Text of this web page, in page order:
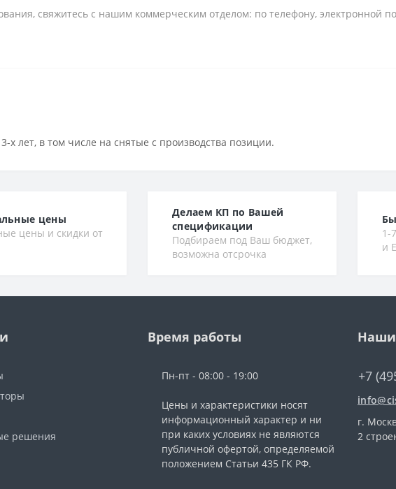
свяжитесь с нашим коммерческим отделом: по телефону, электронной
х лет, в том числе на снятые с производства позиции.
цены
цены и скидки от
Делаем КП по Вашей
спецификации
Подбираем под Ваш бюджет,
возможна отсрочка
1-
и
решения
Время работы
Пн-пт - 08:00 - 19:00
Цены и характеристики носят
информационный характер и ни
при каких условиях не являются
публичной офертой, определяемой
положением Статьи 435 ГК РФ.
Наши
+7
г.
2